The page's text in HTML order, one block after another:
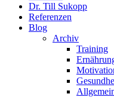
Dr. Till Sukopp
Referenzen
Blog
Archiv
Training